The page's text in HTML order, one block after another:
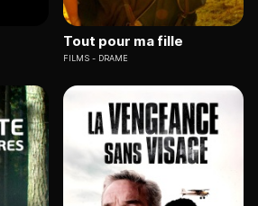
Tout pour ma fille
FILMS DRAME